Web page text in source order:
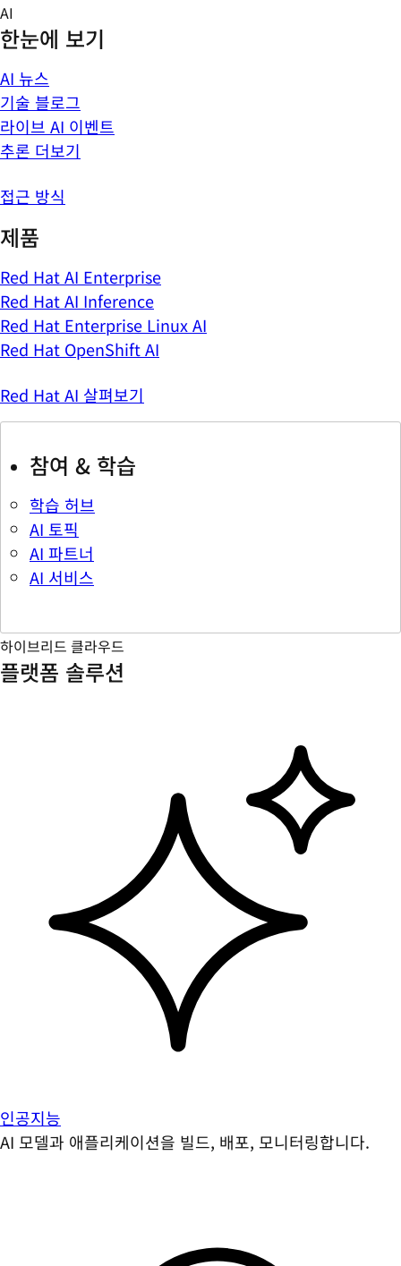
Skip
to
content
AI
한눈에 보기
AI 뉴스
기술 블로그
라이브 AI 이벤트
추론 더보기
접근 방식
제품
Red Hat AI Enterprise
Red Hat AI Inference
Red Hat Enterprise Linux AI
Red Hat OpenShift AI
Red Hat AI 살펴보기
참여 & 학습
학습 허브
AI 토픽
AI 파트너
AI 서비스
하이브리드 클라우드
플랫폼 솔루션
인공지능
AI 모델과 애플리케이션을 빌드, 배포, 모니터링합니다.